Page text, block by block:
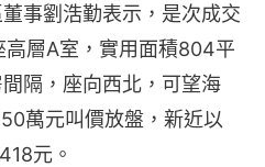
事劉浩勤表示，是次成交
層A室，實用面積804平
隔，座向西北，可望海
萬元叫價放盤，新近以
元。